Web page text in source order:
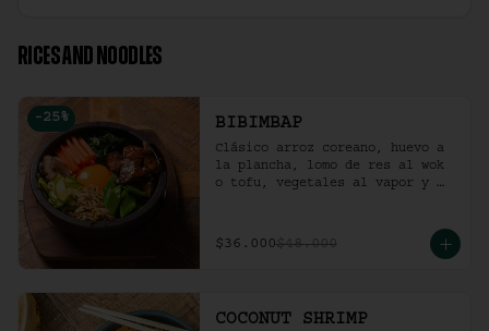
RICES AND NOODLES
-25 % BIBIMBAP
Clásico arroz coreano, huevo a
la plancha, lomo de res al wok
o tofu, vegetales al vapor y
$36.000$48.000
COCONUT SHRIMP